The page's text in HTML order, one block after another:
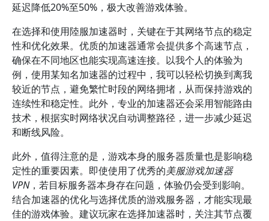
延迟降低20%至50%，极大改善游戏体验。
在选择和使用陸服加速器时，关键在于其网络节点的稳定
性和优化效果。优质的加速器通常会提供多个高速节点，
确保在不同地区也能实现高速连接。以我个人的体验为
例，使用某知名加速器的过程中，我可以轻松切换到离我
较近的节点，避免繁忙时段的网络拥堵，从而保持游戏的
连续性和稳定性。此外，专业的加速器还会采用智能路由
技术，根据实时网络状况自动调整路径，进一步减少延迟
和断线风险。
此外，值得注意的是，游戏本身的服务器质量也是影响稳
定性的重要因素。即使使用了优秀的美服游戏加速器
VPN，若目标服务器本身存在问题，体验仍会受到影响。
结合加速器的优化与选择优质的游戏服务器，才能实现最
佳的游戏体验。建议玩家在选择加速器时，关注其节点覆